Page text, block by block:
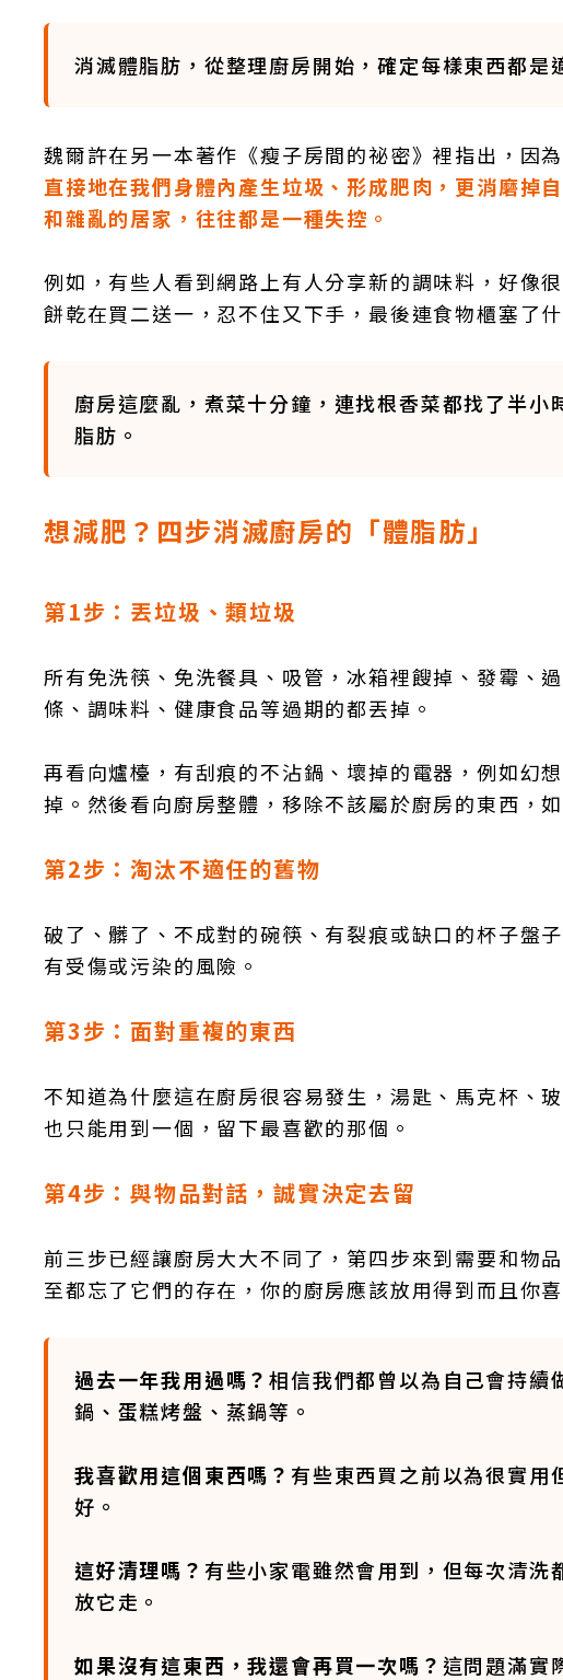
消滅體脂肪，從整理廚房開始，確定每樣東西都是
魏爾許在另一本著作《瘦子房間的祕密》裡指出，因為
直接地在我們身體內產生垃圾、形成肥肉，更消磨掉
和雜亂的居家，往往都是一種失控。
例如，有些人看到網路上有人分享新的調味料，好像
餅乾在買二送一，忍不住又下手，最後連食物櫃塞了
廚房這麼亂，煮菜十分鐘，連找根香菜都找了半
脂肪。
想減肥？四步消滅廚房的「體脂肪」
第1步：丟垃圾、類垃圾
所有免洗筷、免洗餐具、吸管，冰箱裡餿掉、發霉、
條、調味料、健康食品等過期的都丟掉。
再看向爐檯，有刮痕的不沾鍋、壞掉的電器，例如幻
掉。然後看向廚房整體，移除不該屬於廚房的東西，
第2步：淘汰不適任的舊物
破了、髒了、不成對的碗筷、有裂痕或缺口的杯子盤
有受傷或污染的風險。
第3步：面對重複的東西
不知道為什麼這在廚房很容易發生，湯匙、馬克杯
也只能用到一個，留下最喜歡的那個。
第4步：與物品對話，誠實決定去留
前三步已經讓廚房大大不同了，第四步來到需要和物
至都忘了它們的存在，你的廚房應該放用得到而且你喜
過去一年我用過嗎？相信我們都曾以為自己會持續
鍋、蛋糕烤盤、蒸鍋等。
我喜歡用這個東西嗎？ 有些東西買之前以為很實用
好。
這好清理嗎？ 有些小家電雖然會用到，但每次清
放它走。
如果沒有這東西，我還會再買一次嗎？ 這問題滿實